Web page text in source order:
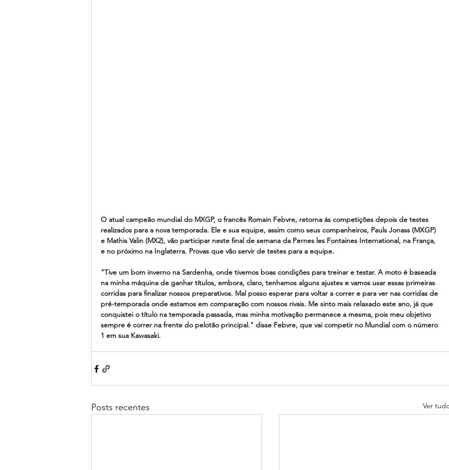
O atual campeão mundial do MXGP, o francês Romain Febvre, retorna às competições depois de testes
realizados para a nova temporada. Ele e sua equipe, assim como seus companheiros, Pauls Jonass (MXGP)
e Mathis Valin (MX2), vão participar neste final de semana da Pernes les Fontaines International, na França,
e no próximo na Inglaterra. Provas que vão servir de testes para a equipe.
"Tive um bom inverno na Sardenha, onde tivemos boas condições para treinar e testar. A moto é baseada
na minha máquina de ganhar títulos, embora, claro, tenhamos alguns ajustes e vamos usar essas primeiras
corridas para finalizar nossos preparativos. Mal posso esperar para voltar a correr e para ver nas corridas de
pré-temporada onde estamos em comparação com nossos rivais. Me sinto mais relaxado este ano, já que
conquistei o título na temporada passada, mas minha motivação permanece a mesma, pois meu objetivo
sempre é correr na frente do pelotão principal." disse Febvre, que vai competir no Mundial com o número
1 em sua Kawasaki.
Posts recentes Ver